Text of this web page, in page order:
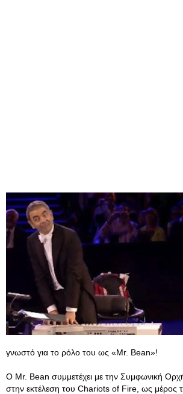
γνωστό για το ρόλο του ως «Mr. Bean»!
Ο Μr. Bean συμμετέχει με την Συμφωνική
στην εκτέλεση του Chariots of Fire, ως μέρος